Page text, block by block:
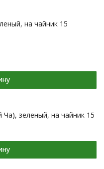
на чайник 15
Ча), зеленый, на чайник 15